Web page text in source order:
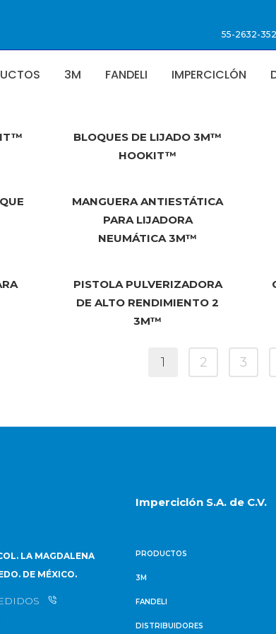
55-2632-
3M FANDELI IMPERCICLÓN
BLOQUES DE LIJADO 3M™
HOOKIT™
MANGUERA ANTIESTÁTICA
PARA LIJADORA
NEUMÁTICA 3M™
PISTOLA PULVERIZADORA
DE ALTO RENDIMIENTO 2
3M™
1 2 3
LA MAGDALENA
DE MÉXICO.
Imperciclón S.A. de C.V.
PRODUCTOS
3M
FANDELI
DISTRIBUIDORES